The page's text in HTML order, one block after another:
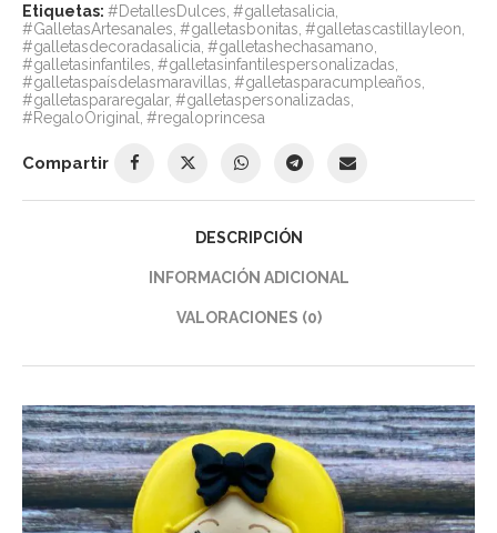
Etiquetas: #DetallesDulces #galletasalicia
#GalletasArtesanales #galletasbonitas #galletascastillayleon
#galletasdecoradasalicia #galletashechasamano
#galletasinfantiles #galletasinfantilespersonalizadas
#galletaspaísdelasmaravillas #galletasparacumpleaños
#galletaspararegalar, #galletaspersonalizadas
#RegaloOriginal
#regaloprincesa
Compartir
DESCRIPCIÓN
INFORMACIÓN ADICIONAL
VALORACIONES (0)